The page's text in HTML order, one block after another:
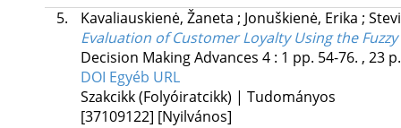
5.
Kavaliauskienė, Žaneta ; Jonuškienė, Erika ;
Evaluation of Customer Loyalty Using the
Decision Making Advances 4: 1 pp. 54-76. , 23
DOI Egyéb URL
Szakcikk (Folyóiratcikk) | Tudományos
[37109122] [Nyilvános]